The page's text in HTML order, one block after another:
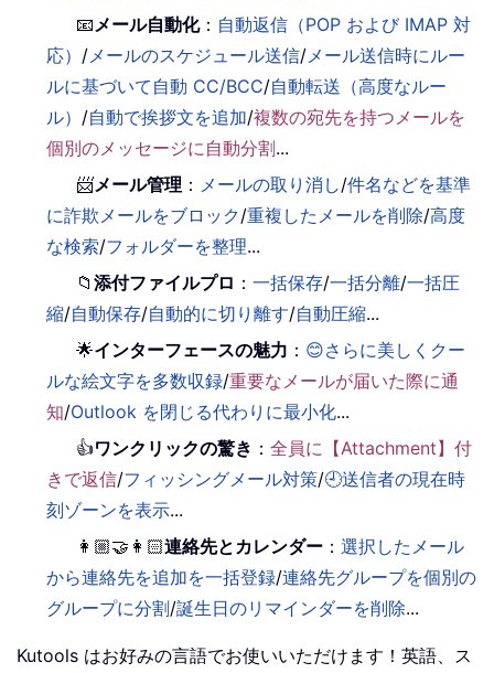
📧 メール自動化： 自動返信（POP および IMAP 対
応） / メールのスケジュール送信/ メール送信時にルー
ルに基づいて自動 CC/BCC/自動転送（高度なルー
ル） /自動で挨拶文を追加/複数の宛先を持つメールを
個別のメッセージに自動分割...
📨メール管理 ： メールの取り消し/件名などを基準
に詐欺メールをブロック/重複したメールを削除/高度
な検索/フォルダーを整理...
📁添付ファイルプロ ：一括保存/一括分離/一括圧
縮/自動保存/自動的に切り離す/自動圧縮...
🌟インターフェースの魅力 ： 😊さらに美しくクー
ルな絵文字を多数収録/重要なメールが届いた際に通
知/Outlook を閉じる代わりに最小化...
👍ワンクリックの驚き ：全員に【Attachment】付
きで返信/フィッシングメール対策/🕘送信者の現在時
刻ゾーンを表示...
👩🏼‍🤝‍👩🏻連絡先とカレンダー ：選択したメール
から連絡先を追加を一括登録/連絡先グループを個別の
グループに分割/誕生日のリマインダーを削除...
Kutools はお好みの言語でお使いいただけます！英語、ス